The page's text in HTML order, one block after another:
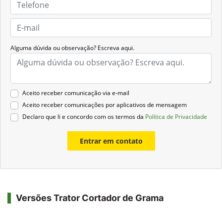
Alguma dúvida ou observação? Escreva aqui.
Aceito receber comunicação via e-mail
Aceito receber comunicações por aplicativos de mensagem
Declaro que li e concordo com os termos da Política de Privacidade
Entrar em contato
Versões Trator Cortador de Grama